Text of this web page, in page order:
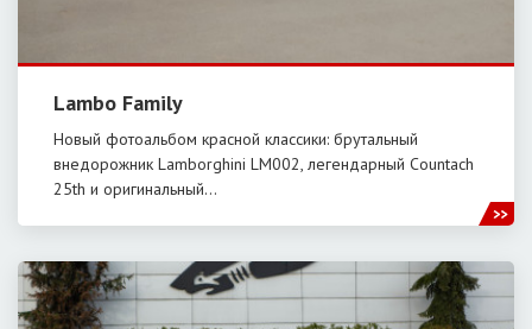
Lambo Family
Новый фотоальбом красной классики: брутальный
внедорожник Lamborghini LM002, легендарный Countach
25th и оригинальный…